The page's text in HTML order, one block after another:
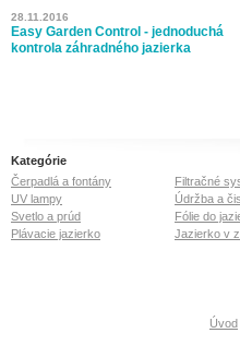
28.11.2016
Easy Garden Control - jednoduchá
kontrola záhradného jazierka
Kategórie
Čerpadlá a fontány
Filtračné
UV lampy
Údržba a
Svetlo a prúd
Fólie do
Plávacie jazierko
Jazierko v
Úvod